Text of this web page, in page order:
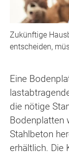
Zukünftige
entscheiden,
Eine
die nötige
Bodenplatten
Stahlbeton
erhältlich. Die